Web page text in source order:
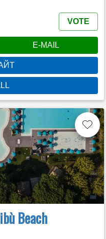
VOTE
E-MAIL
Beach